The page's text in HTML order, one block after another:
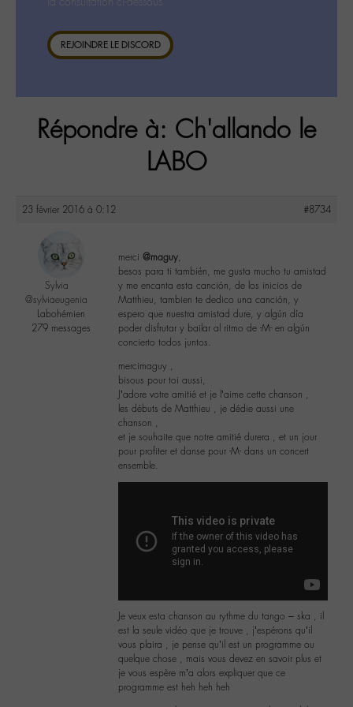
REJOINDRE LE DISCORD
Répondre à: Ch'allando le
LABO
23 février 2016 à 0:12 #8734
Sylvia
@sylviaeugenia
Labohémien
279 messages
merci @maguy
besos para ti también, me gusta mucho tu amistad
y me encanta esta canción, de los inicios de
Matthieu, tambien te dedico una canción, y
espero que nuestra amistad dure, y algún día
poder disfrutar y bailar al ritmo de -M- en algún
concierto todos juntos.
mercimaguy ,
bisous pour toi aussi,
J’adore votre amitié et je l’aime cette chanson ,
les débuts de Matthieu , je dédie aussi une
chanson ,
et je souhaite que notre amitié durera , et un jour
pour profiter et danse pour -M- dans un concert
ensemble.
Je veux esta chanson au rythme du tango – ska , il
est la seule vidéo que je trouve , j’espérons qu’il
vous plaira , je pense qu’il est un programme ou
quelque chose , mais vous devez en savoir plus et
je vous espère m’a alors expliquer que ce
programme est heh heh heh